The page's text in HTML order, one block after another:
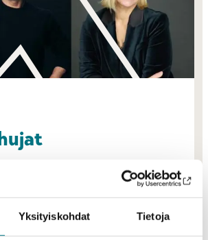
Yksityiskohdat Tietoja
kurkistamaan näyttelijän työn
sukeltamaan supertietokoneiden,
urheilun maailmaan. Tule